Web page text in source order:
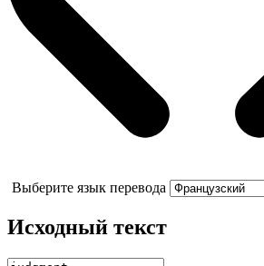
Выберите язык перевода
Исходный текст